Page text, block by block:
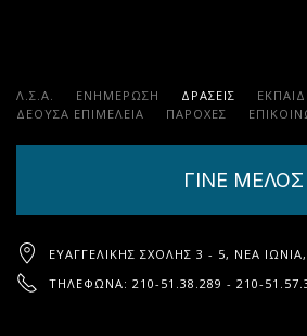
Λ.Σ.Α. ΕΝΗΜΕΡΩΣΗ ΔΡΑΣΕΙΣ
ΔΕΟΥΣΑ ΕΠΙΜΕΛΕΙΑ
ΠΑΡΟΧΈΣ
ΓΙΝΕ ΜΕΛΟΣ
ΕΥΑΓΓΕΛΙΚΉΣ ΣΧΟΛΉΣ 3 - 5, ΝΈΑ ΙΩΝΊΑ,
ΤΗΛΈΦΩΝΑ: 210-51.38.289 - 210-